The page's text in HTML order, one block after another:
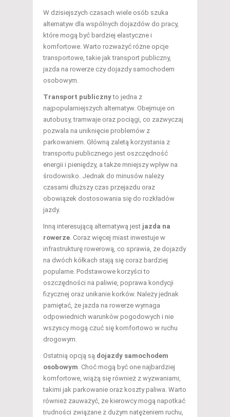
W dzisiejszych czasach wiele osób szuka
alternatyw dla wspólnych dojazdów do pracy,
które mogą być bardziej elastyczne i
komfortowe. Warto rozważyć różne opcje
transportowe, takie jak transport publiczny,
jazda na rowerze czy dojazdy samochodem
osobowym.
Transport publicznyto jedna z
najpopularniejszych alternatyw. Obejmuje on
autobusy, tramwaje oraz pociągi, co zazwyczaj
pozwala na uniknięcie problemów z
parkowaniem. Główną zaletą korzystania z
transportu publicznego jest oszczędność
energii i pieniędzy, a także mniejszy wpływ na
środowisko. Jednak do minusów należy
czasami dłuższy czas przejazdu oraz
obowiązek dostosowania się do rozkładów
jazdy.
Inną interesującą alternatywą jest jazda na
rowerze. Coraz więcej miast inwestuje w
infrastrukturę rowerową, co sprawia, że dojazdy
na dwóch kółkach stają się coraz bardziej
popularne. Podstawowe korzyści to
oszczędności na paliwie, poprawa kondycji
fizycznej oraz unikanie korków. Należy jednak
pamiętać, że jazda na rowerze wymaga
odpowiednich warunków pogodowych i nie
wszyscy mogą czuć się komfortowo w ruchu
drogowym.
Ostatnią opcją są dojazdy samochodem
osobowym. Choć mogą być one najbardziej
komfortowe, wiążą się również z wyzwaniami,
takimi jak parkowanie oraz koszty paliwa. Warto
również zauważyć, że kierowcy mogą napotkać
trudności związane z dużym natężeniem ruchu,